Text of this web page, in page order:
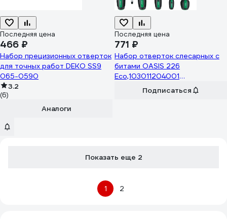
Последняя цена
466 ₽
Набор прецизионных отверток
для точных работ DEKO SS9
065-0590
3.2
(6)
Аналоги
Последняя цена
771 ₽
Набор отверток слесарных с
битами OASIS 226
Eco,103011204001
4640130998363Подписаться
Показать еще 2
1 2